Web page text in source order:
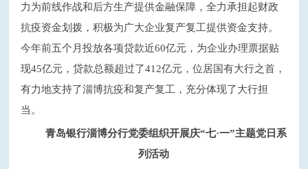
力为前线作战和后方生产提供金融保障，全力承担起财政
抗疫资金划拨，积极为广大企业复产复工提供资金支持。
今年前五个月投放各项贷款近60亿元，为企业办理票据贴
现45亿元，贷款总额超过了412亿元，位居国有大行之首，
有力地支持了淄博抗疫和复产复工，充分体现了大行担
当。
青岛银行淄博分行党委组织开展庆“七·一”主题党日系
列活动